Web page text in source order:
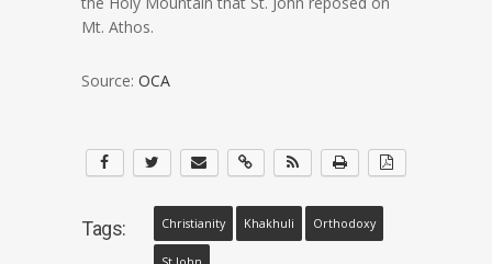
Mt. Athos.
Source: OCA
Tags: Christianity Khakhuli Orthodoxy